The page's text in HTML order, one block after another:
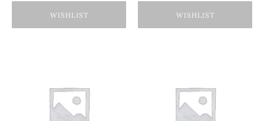
WISHLIST WISHLIST